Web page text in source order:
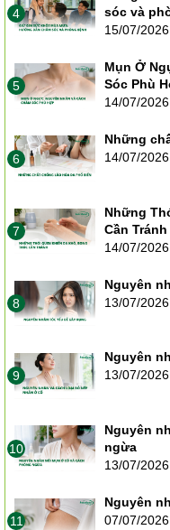
4
sóc và
15/07/2026
5
Mụn Ở
Sóc Phù
14/07/2026
6
Những
14/07/2026
7
Những
Cần Tránh
14/07/2026
8
Nguyên
13/07/2026
9
Nguyên
13/07/2026
10
Nguyên
ngừa
13/07/2026
11
Nguyên
07/07/2026